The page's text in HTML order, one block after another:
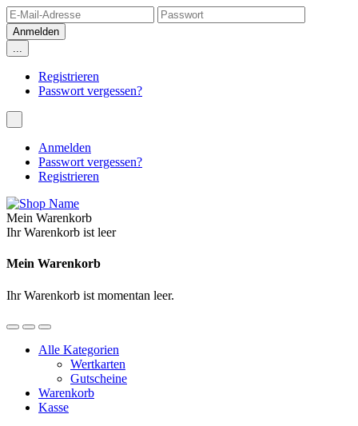
...
Registrieren
Passwort vergessen?
Anmelden
Passwort vergessen?
Registrieren
Mein Warenkorb
Ihr Warenkorb ist leer
Mein Warenkorb
Ihr Warenkorb ist momentan leer.
Alle Kategorien
Wertkarten
Gutscheine
Warenkorb
Kasse